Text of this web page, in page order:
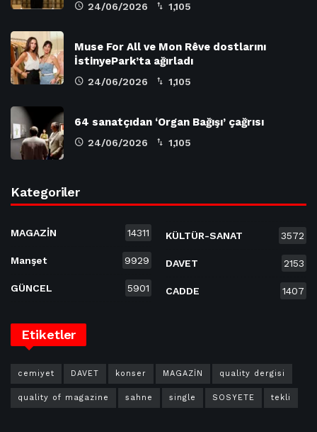
24/06/2026 1,105
Muse For All ve Mon Rêve dostlarını
İstinyePark’ta ağırladı
24/06/2026 1,105
64 sanatçıdan ‘Organ Bağışı’ çağrısı
24/06/2026 1,105
Kategoriler
MAGAZİN 14311
Manşet 9929
GÜNCEL 5901
KÜLTÜR-SANAT 3572
DAVET 2153
CADDE 1407
Etiketler
cemiyet DAVET konser MAGAZİN quality dergisi
quality of magazine sahne single SOSYETE tekli